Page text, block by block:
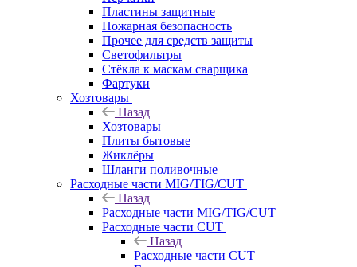
Пластины защитные
Пожарная безопасность
Прочее для средств защиты
Светофильтры
Стёкла к маскам сварщика
Фартуки
Хозтовары
Назад
Хозтовары
Плиты бытовые
Жиклёры
Шланги поливочные
Расходные части MIG/TIG/CUT
Назад
Расходные части MIG/TIG/CUT
Расходные части CUT
Назад
Расходные части CUT